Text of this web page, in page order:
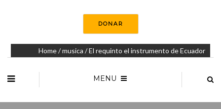
DONAR
Home/musica / El requinto el instrumento de Ecuador
MENU